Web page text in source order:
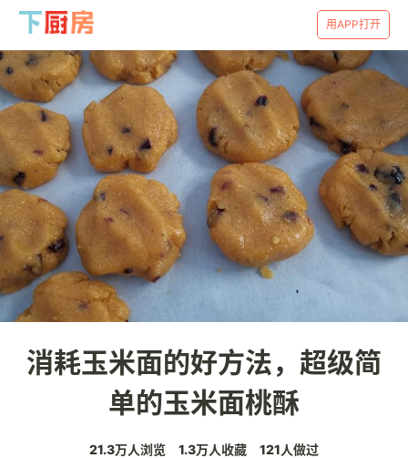
用APP打开
消耗玉米面的好方法，超级简
单的玉米面桃酥
21.3万人浏览 1.3万人收藏 121人做过